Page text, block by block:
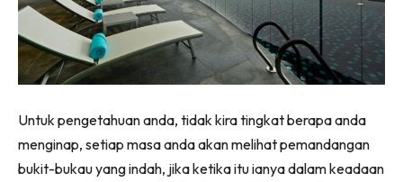
Ilham Impiana 360
Ilham Impiana Inspirasi Selebriti
Impiana TV
Impiana MakeOver
Lahar Dekor
Sembang Dekor
Untuk pengetahuan anda, tidak kira tingkat berapa anda
menginap, setiap masa anda akan melihat pemandangan
bukit-bukau yang indah, jika ketika itu ianya dalam keadaan